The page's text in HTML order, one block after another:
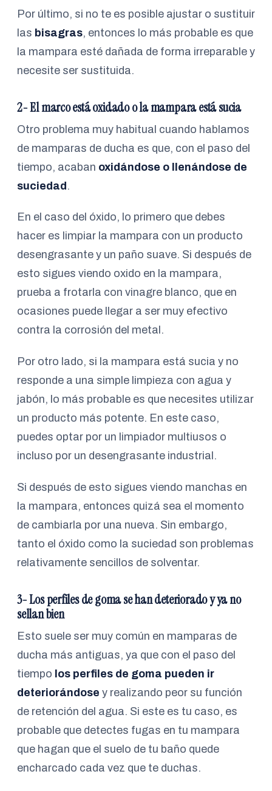
Por último, si no te es posible ajustar o sustituir
las bisagras, entonces lo más probable es que
la mampara esté dañada de forma irreparable y
necesite ser sustituida.
2- El marco está oxidado o la mampara está sucia
Otro problema muy habitual cuando hablamos
de mamparas de ducha es que, con el paso del
tiempo, acaban oxidándose o llenándose de
suciedad.
En el caso del óxido, lo primero que debes
hacer es limpiar la mampara con un producto
desengrasante y un paño suave. Si después de
esto sigues viendo oxido en la mampara,
prueba a frotarla con vinagre blanco, que en
ocasiones puede llegar a ser muy efectivo
contra la corrosión del metal.
Por otro lado, si la mampara está sucia y no
responde a una simple limpieza con agua y
jabón, lo más probable es que necesites utilizar
un producto más potente. En este caso,
puedes optar por un limpiador multiusos o
incluso por un desengrasante industrial.
Si después de esto sigues viendo manchas en
la mampara, entonces quizá sea el momento
de cambiarla por una nueva. Sin embargo,
tanto el óxido como la suciedad son problemas
relativamente sencillos de solventar.
3- Los perfiles de goma se han deteriorado y ya no
sellan bien
Esto suele ser muy común en mamparas de
ducha más antiguas, ya que con el paso del
tiempo los perfiles de goma pueden ir
deteriorándose y realizando peor su función
de retención del agua. Si este es tu caso, es
probable que detectes fugas en tu mampara
que hagan que el suelo de tu baño quede
encharcado cada vez que te duchas.